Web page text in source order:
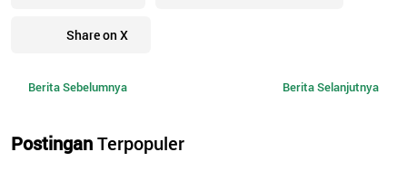
Share on X
Berita Sebelumnya Berita Selanjutnya
PostinganTerpopuler